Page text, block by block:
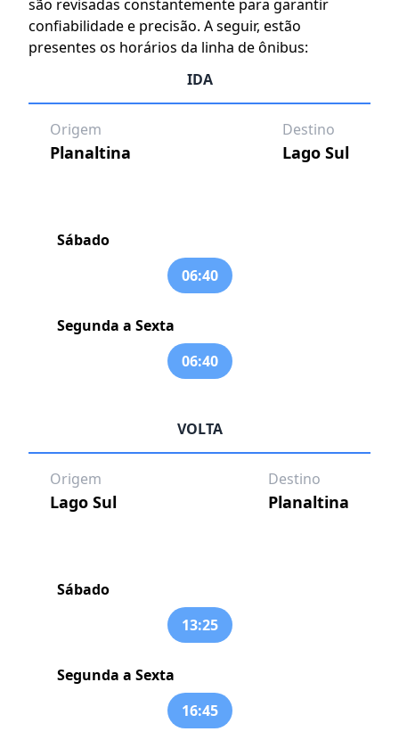
são revisadas constantemente para garantir
confiabilidade e precisão. A seguir, estão
presentes os horários da linha de ônibus:
IDA
Origem
Planaltina
Destino
Lago Sul
Sábado
06:40
Segunda a Sexta
06:40
VOLTA
Origem
Lago Sul
Destino
Planaltina
Sábado
13:25
Segunda a Sexta
16:45